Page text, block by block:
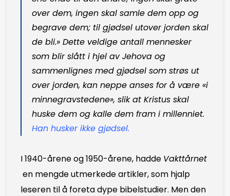
over dem, ingen skal samle dem opp og
begrave dem; til gjødsel utover jorden skal
de bli.» Dette veldige antall mennesker
som blir slått i hjel av Jehova og
sammenlignes med gjødsel som strøs ut
over jorden, kan neppe anses for å være «i
minnegravstedene», slik at Kristus skal
huske dem og kalle dem fram i millenniet.
Han husker ikke gjødsel.
I 1940-årene og 1950-årene, hadde Vakttårnet
en mengde utmerkede artikler, som hjalp
leseren til å foreta dype bibelstudier. Men den